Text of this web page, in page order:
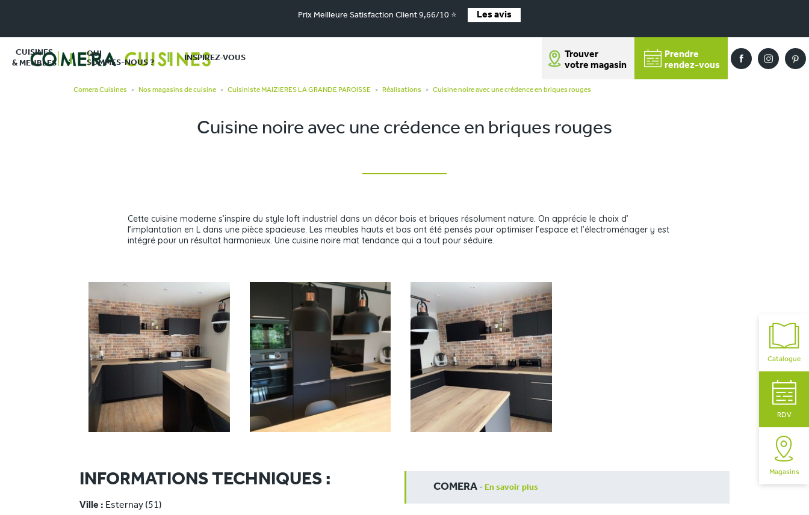
Prix Meilleure Satisfaction Client 9,66/10 ⭐ Les avis
CUISINES
& MEUBLES
QUI
SOMMES-NOUS ?
INSPIREZ-VOUS
Trouver
votre magasin
Prendre
rendez-vous
Catalogue
RDV
Magasins
Comera Cuisines > Nos magasins de cuisine > Cuisiniste MAIZIERES LA GRANDE PAROISSE > Réalisations > Cuisine noire avec une crédence en briques rouges
Cuisine noire avec une crédence en briques rouges
Cette cuisine moderne s’inspire du style loft industriel dans un décor bois et briques résolument nature. On apprécie le choix d’
l’implantation en L dans une pièce spacieuse. Les meubles hauts et bas ont été pensés pour optimiser l’espace et l’électroménager y est
intégré pour un résultat harmonieux. Une cuisine noire mat tendance qui a tout pour séduire.
INFORMATIONS TECHNIQUES :
Ville : Esternay (51)
COMERA - En savoir plus